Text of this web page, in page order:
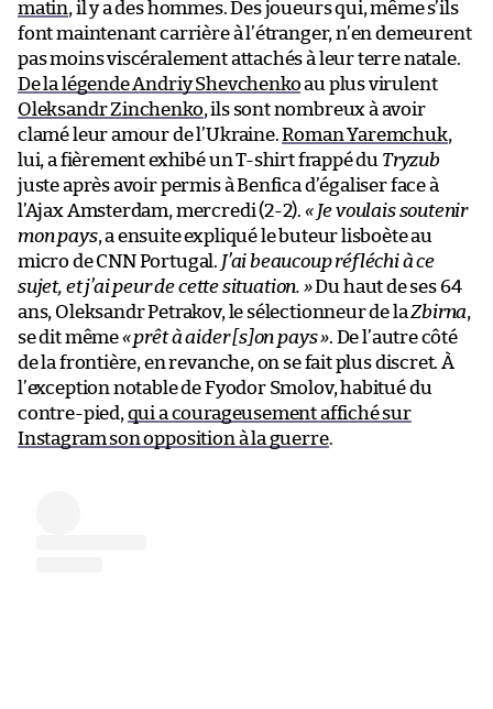
matin, il y a des hommes. Des joueurs qui, même s’ils
font maintenant carrière à l’étranger, n’en demeurent
pas moins viscéralement attachés à leur terre natale.
De la légende Andriy Shevchenkoau plus virulent
Oleksandr Zinchenko, ils sont nombreux à avoir
clamé leur amour de l’Ukraine.Roman Yaremchuk,
lui, a fièrement exhibé un T-shirt frappé du Tryzub
juste après avoir permis à Benfica d’égaliser face à
l’Ajax Amsterdam, mercredi (2-2). « Je voulais soutenir
mon pays, a ensuite expliqué le buteur lisboète au
micro de CNN Portugal. J’ai beaucoup réfléchi à ce
sujet, et j’ai peur de cette situation. »Du haut de ses 64
ans, Oleksandr Petrakov, le sélectionneur de laZbirna,
se dit même« prêt à aider [s]on pays ». De l’autre côté
de la frontière, en revanche, on se fait plus discret. À
l’exception notable de Fyodor Smolov, habitué du
contre-pied, qui a courageusement affiché sur
Instagram son opposition à la guerre.